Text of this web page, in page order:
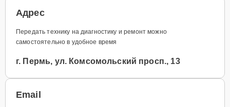
Адрес
Передать технику на диагностику и ремонт можно
самостоятельно в удобное время
г. Пермь, ул. Комсомольский просп., 13
Email